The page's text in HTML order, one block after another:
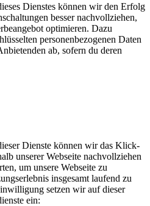
Dienstes können wir den Erfolg
besser nachvollziehen,
optimieren. Dazu
personenbezogenen Daten
ab, sofern du deren
Dienste können wir das Klick-
unserer Webseite nachvollziehen
um unsere Webseite zu
insgesamt laufend zu
setzen wir auf dieser
ein: